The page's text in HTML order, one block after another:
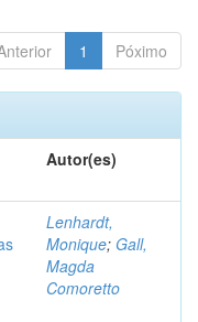
1 Póximo
Autor(es)
Lenhardt,
Monique; Gall,
Magda
Comoretto